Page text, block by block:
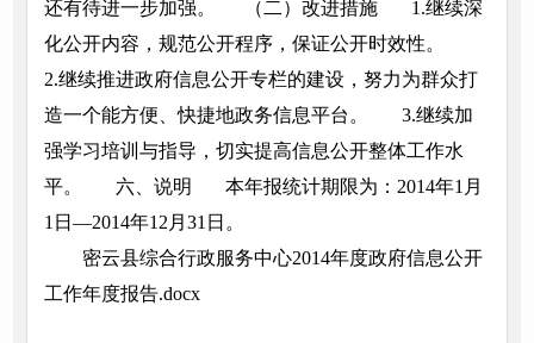
还有待进一步加强。 （二）改进措施 1.继续深
化公开内容，规范公开程序，保证公开时效性。
2.继续推进政府信息公开专栏的建设，努力为群众打
造一个能方便、快捷地政务信息平台。 3.继续加
强学习培训与指导，切实提高信息公开整体工作水
平。 六、说明 本年报统计期限为：2014年1月
1日—2014年12月31日。
密云县综合行政服务中心2014年度政府信息公开
工作年度报告.docx